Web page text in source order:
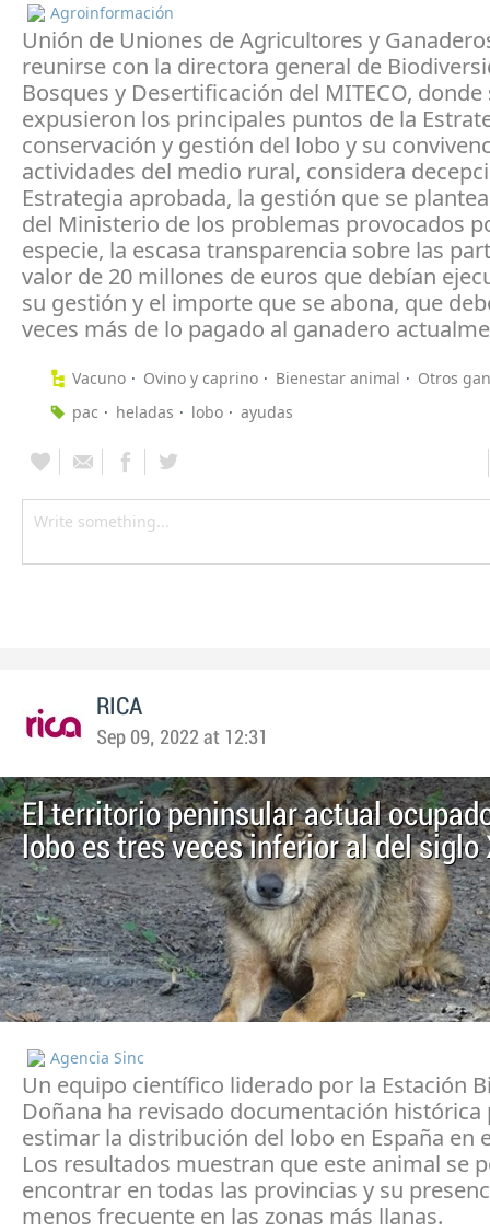
Agroinformación
Unión de Uniones de Agricultores y
reunirse con la directora general de
Bosques y Desertificación del MITECO, donde
expusieron los principales puntos de la
conservación y gestión del lobo y su
actividades del medio rural, considera
Estrategia aprobada, la gestión que se
del Ministerio de los problemas provocados
especie, la escasa transparencia sobre las
valor de 20 millones de euros que debían
su gestión y el importe que se abona, que
veces más de lo pagado al ganadero
Vacuno Ovino y caprino Bienestar animal
Otros
pac
heladas lobo ayudas
RICA
Sep 09, 2022 at 12:31
El territorio peninsular actual
lobo es tres veces inferior al del siglo
Agencia Sinc
Un equipo científico liderado por la Estación
Doñana ha revisado documentación histórica
estimar la distribución del lobo en España en
Los resultados muestran que este animal se
encontrar en todas las provincias y su
menos frecuente en las zonas más llanas.